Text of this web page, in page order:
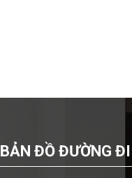
BẢN ĐỒ ĐƯỜNG ĐI